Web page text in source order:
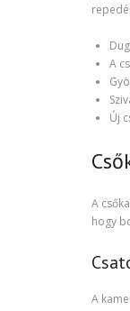
A
Új
A
hogy
A